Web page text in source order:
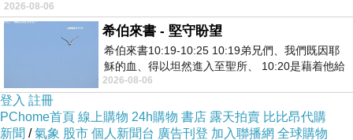
2026-08-06
希伯來書 - 堅守盼望
希伯來書10:19-10:25 10:19弟兄們、我們既因耶
穌的血、得以坦然進入至聖所、 10:20是藉着他給
我們開了一條又新又活的路從幔子經過
2026-08-06
登入 註冊
PChome首頁 線上購物 24h購物 書店 露天拍賣 比比昂代購
新聞 /氣象 股市 個人新聞台 廣告刊登 加入聯播網 全球購物